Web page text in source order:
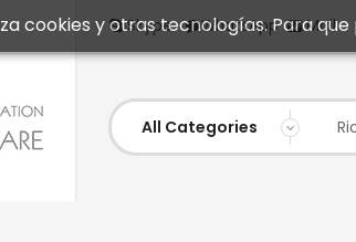
Skype WhatsApp Mail
cookies y otras tecnologías. Para